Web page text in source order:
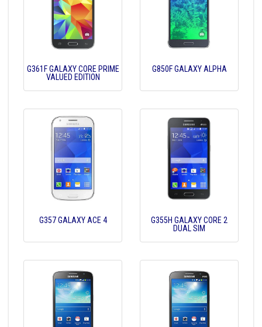
G361F GALAXY CORE PRIME
VALUED EDITION
G850F GALAXY ALPHA
G357 GALAXY ACE 4
G355H GALAXY CORE 2
DUAL SIM